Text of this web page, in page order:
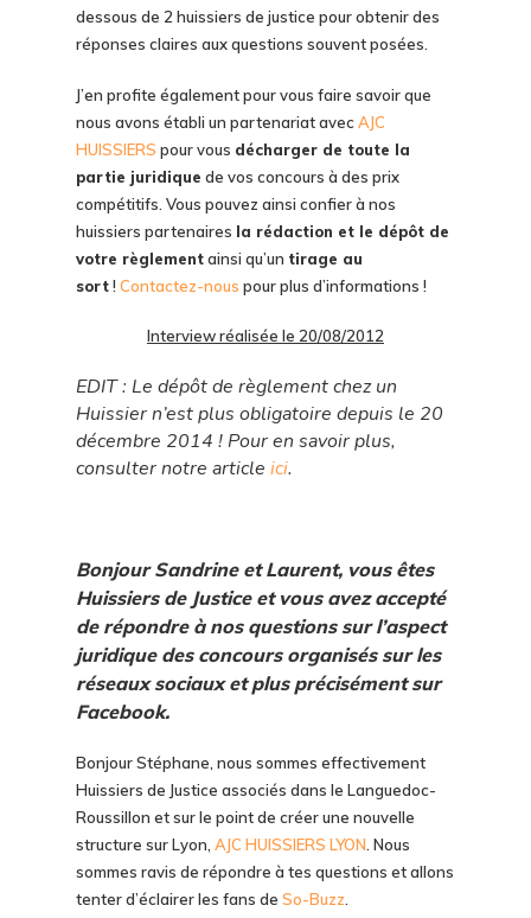
dessous de 2 huissiers de justice pour obtenir des
réponses claires aux questions souvent posées.
J’en profite également pour vous faire savoir que
nous avons établi un partenariat avec AJC
HUISSIERS pour vous décharger de toute la
partie juridique de vos concours à des prix
compétitifs. Vous pouvez ainsi confier à nos
huissiers partenaires la rédaction et le dépôt de
votre règlementainsi qu’un tirage au
sort! Contactez-nous pour plus d’informations !
Interview réalisée le 20/08/2012
EDIT : Le dépôt de règlement chez un
Huissier n’est plus obligatoire depuis le 20
décembre 2014 ! Pour en savoir plus,
consulter notre article ici.
Bonjour Sandrine et Laurent, vous êtes
Huissiers de Justice et vous avez accepté
de répondre à nos questions sur l’aspect
juridique des concours organisés sur les
réseaux sociaux et plus précisément sur
Facebook.
Bonjour Stéphane, nous sommes effectivement
Huissiers de Justice associés dans le Languedoc-
Roussillon et sur le point de créer une nouvelle
structure sur Lyon, AJC HUISSIERS LYON . Nous
sommes ravis de répondre à tes questions et allons
tenter d’éclairer les fans de So-Buzz